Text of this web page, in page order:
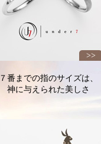
７番までの指のサイズは、
神に与えられた美しさ